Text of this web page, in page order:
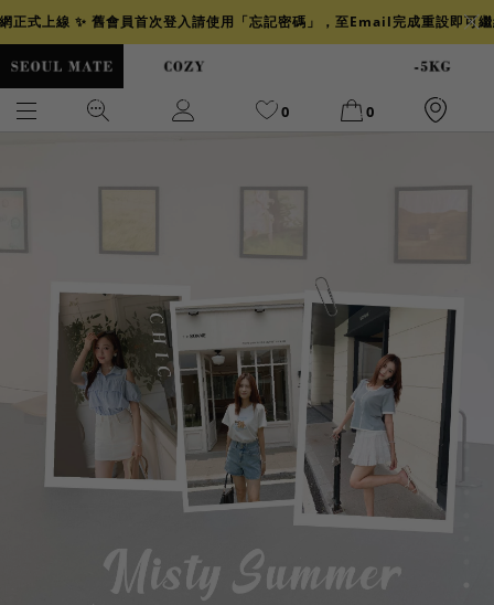
正式上線 ✨ 舊會員首次登入請使用「忘記密碼」，至Email完成重設即可
0 0
牛仔
襯衫 褲裙 冰感
涼感